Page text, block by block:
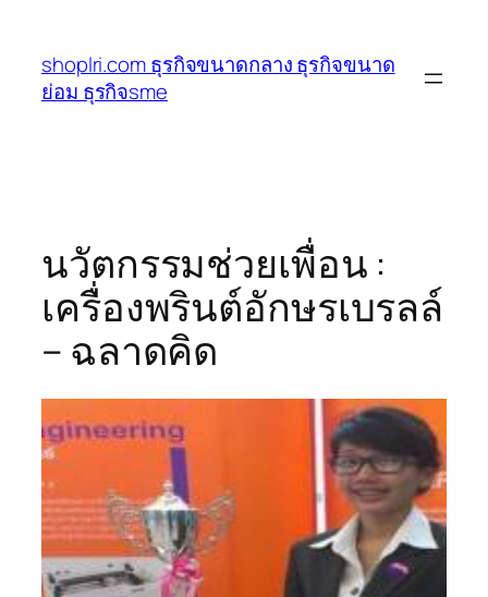
เนื้อหา
shoplri.com ธุรกิจขนาดกลาง ธุรกิจขนาด
ย่อม ธุรกิจsme
นวัตกรรมช่วยเพื่อน :
เครื่องพรินต์อักษรเบรลล์
– ฉลาดคิด